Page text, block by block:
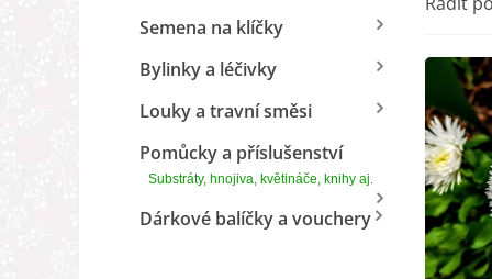
Semena na klíčky
Bylinky a léčivky
Louky a travní směsi
Pomůcky a příslušenství
Substráty, hnojiva, květináče, knihy aj.
Dárkové balíčky a vouchery